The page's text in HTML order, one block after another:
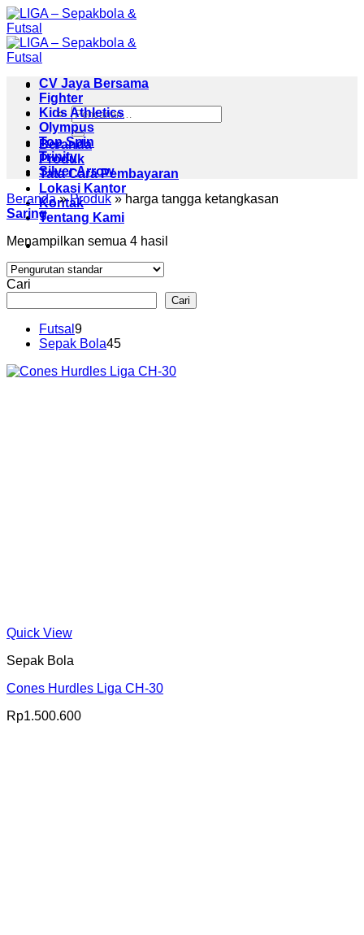
Skip
to
content
Pencarian
untuk:
Beranda
Produk
Tata Cara Pembayaran
Lokasi Kantor
Kontak
Tentang Kami
CV Jaya Bersama
Fighter
Kids Athletics
Olympus
Top Spin
Trinity
Silver Arrow
Beranda » Produk » harga tangga ketangkasan
Saring
Menampilkan semua 4 hasil
Cari
Cari
Futsal 99
Produk
Sepak Bola4545
Quick View
Sepak Bola
Cones Hurdles Liga CH-30
Rp1.500.600